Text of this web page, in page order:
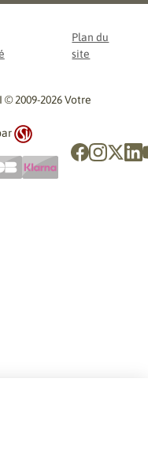
Plan du
site
2009-2026 Votre